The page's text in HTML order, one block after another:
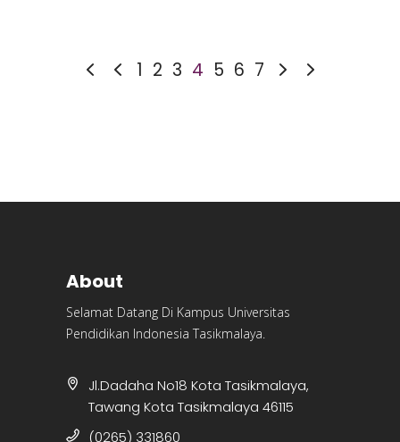
1 2 3 4 5 6 7
About
Selamat Datang Di Kampus Universitas
Pendidikan Indonesia Tasikmalaya.
Jl.Dadaha No18 Kota Tasikmalaya,
Tawang Kota Tasikmalaya 46115
(0265) 331860